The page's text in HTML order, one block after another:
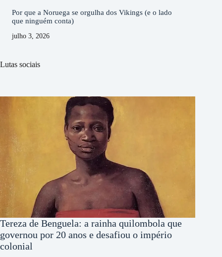
Por que a Noruega se orgulha dos Vikings (e o lado
que ninguém conta)
julho 3, 2026
Lutas sociais
Tereza de Benguela: a rainha quilombola que
governou por 20 anos e desafiou o império
colonial